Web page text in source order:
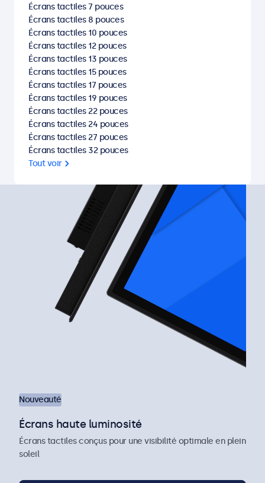
Écrans tactiles 7 pouces
Écrans tactiles 8 pouces
Écrans tactiles 10 pouces
Écrans tactiles 12 pouces
Écrans tactiles 13 pouces
Écrans tactiles 15 pouces
Écrans tactiles 17 pouces
Écrans tactiles 19 pouces
Écrans tactiles 22 pouces
Écrans tactiles 24 pouces
Écrans tactiles 27 pouces
Écrans tactiles 32 pouces
Tout voir
Nouveauté
Écrans haute luminosité
Écrans tactiles conçus pour une visibilité optimale en plein
soleil